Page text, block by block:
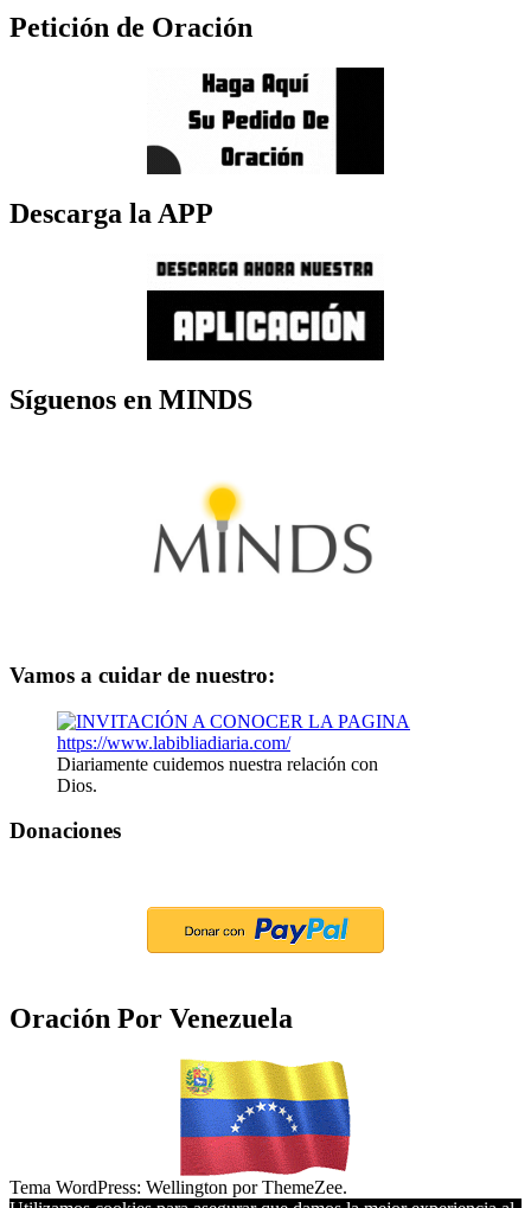
Petición de Oración
Descarga la APP
Síguenos en MINDS
Vamos a cuidar de nuestro:
Diariamente cuidemos nuestra relación con
Dios.
Donaciones
Oración Por Venezuela
Tema WordPress: Wellington por ThemeZee.